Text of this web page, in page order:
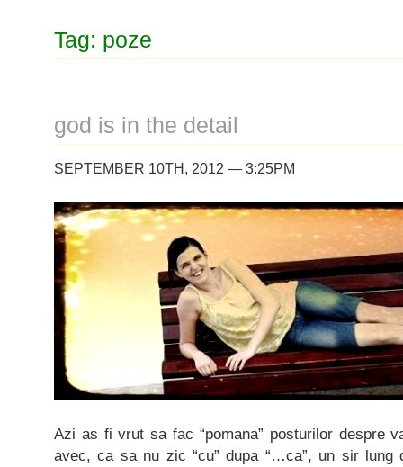
Tag: poze
god is in the detail
SEPTEMBER 10TH, 2012 — 3:25PM
Azi as fi vrut sa fac “pomana” posturilor despre
avec, ca sa nu zic “cu” dupa “…ca”, un sir lung